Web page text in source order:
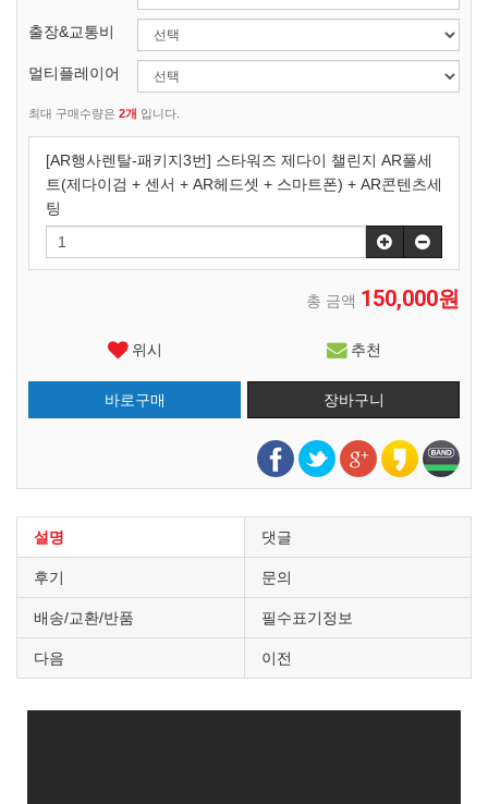
출장&교통비
멀티플레이어
최대 구매수량은 2개 입니다.
[AR행사렌탈-패키지3번] 스타워즈 제다이 챌린지 AR풀세
트(제다이검 + 센서 + AR헤드셋 + 스마트폰) + AR콘텐츠세
팅
총 금액 150,000원
위시 추천
설명 댓글
후기 문의
배송/교환/반품 필수표기정보
다음 이전